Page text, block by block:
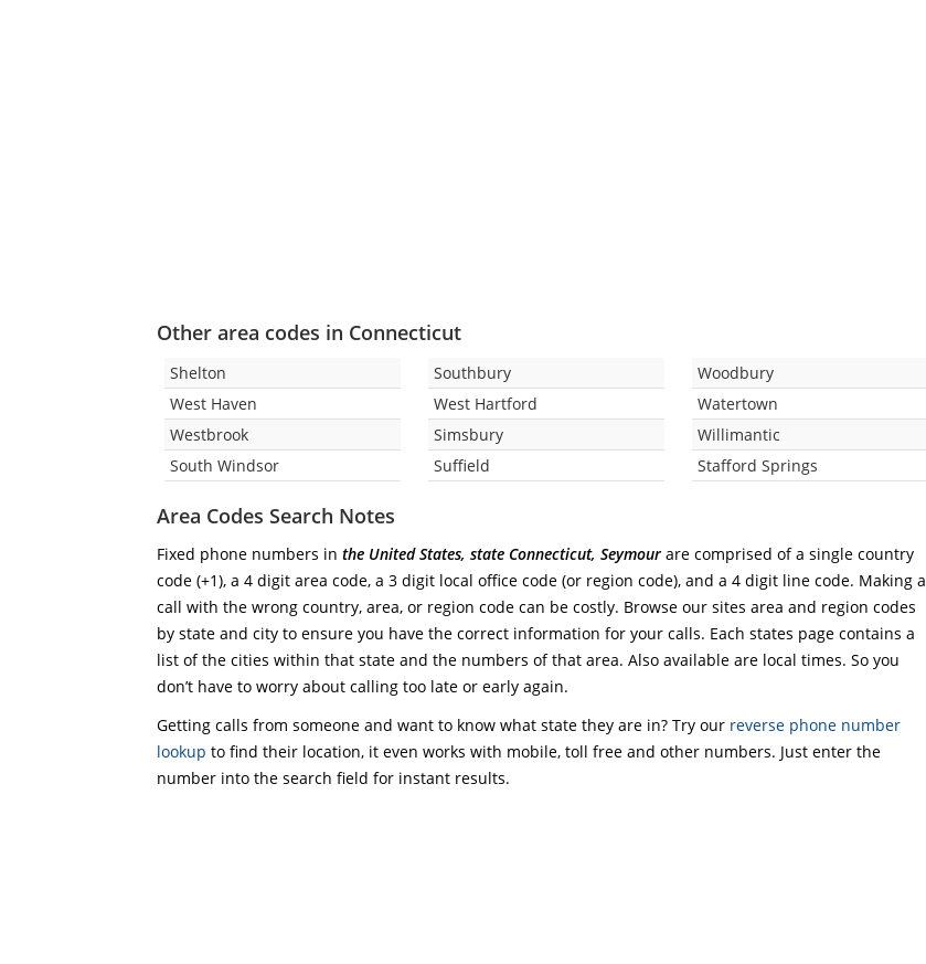
Other area codes in Connecticut
Shelton
West Haven
Westbrook
South Windsor
Southbury
West Hartford
Simsbury
Suffield
Woodbury
Watertown
Willimantic
Stafford Springs
Area Codes Search Notes
Fixed phone numbers in the United States, state Connecticut, Seymour are comprised of a single country
code (+1), a 4 digit area code, a 3 digit local office code (or region code), and a 4 digit line code. Making a
call with the wrong country, area, or region code can be costly. Browse our sites area and region codes
by state and city to ensure you have the correct information for your calls. Each states page contains a
list of the cities within that state and the numbers of that area. Also available are local times. So you
don’t have to worry about calling too late or early again.
Getting calls from someone and want to know what state they are in? Try our reverse phone number
lookup to find their location, it even works with mobile, toll free and other numbers. Just enter the
number into the search field for instant results.